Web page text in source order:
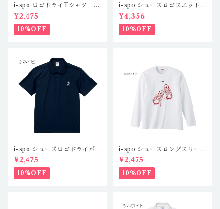
i-spo ロゴドライTシャツ IS
-DT-201,2,3,4（4カラー）
¥2,475
10%OFF
i-spo シューズロゴスエット
パンツ IS-SP-101,2（2カラ
ー）
¥4,356
10%OFF
i-spo シューズロゴドライポ
ロシャツツ IS-DP-101,2,3,
4(4カラー)
¥2,475
10%OFF
i-spo シューズロングスリー
ブTシャツ1 IS-LS-101,2,3,
4（4カラー）
¥2,475
10%OFF